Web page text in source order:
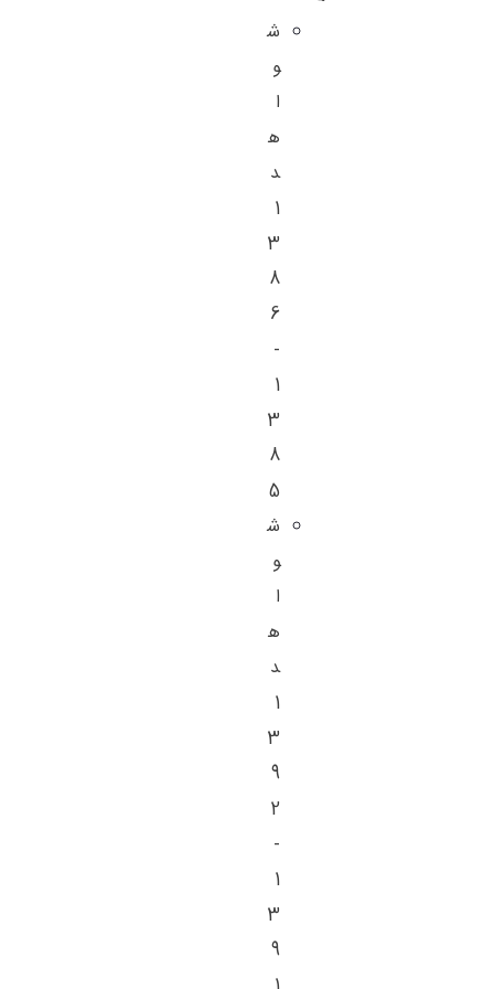
ش
و
ا
ه
د
1
3
8
6
-
1
3
8
5
ش
و
ا
ه
د
1
3
9
2
-
1
3
9